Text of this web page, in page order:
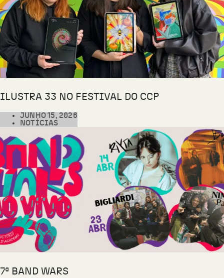
ILUSTRA 33 NO FESTIVAL DO CCP
JUNHO 15, 2026
NOTÍCIAS
7ª BAND WARS